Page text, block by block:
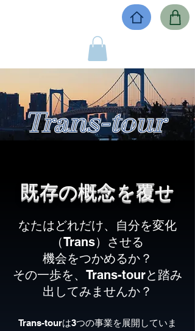
Trans-tour
​既存の概念を覆せ
なたはどれだけ、自分を変化
（Trans）させる
機会をつかめるか？
その一歩を、Trans-tourと踏み
出してみませんか？
Trans-tourは3つの事業を展開していま